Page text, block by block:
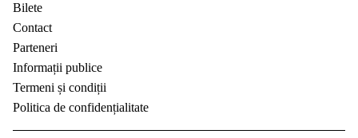
Bilete
Contact
Parteneri
Informații publice
Termeni și condiții
Politica de confidențialitate